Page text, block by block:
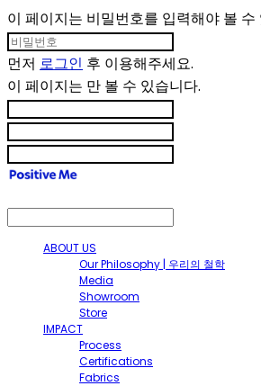
이 페이지는 비밀번호를 입력해야 볼 수
먼저 로그인 후 이용해주세요.
이 페이지는 만 볼 수 있습니다.
ABOUT US
Our Philosophy | 우리의 철학
Media
Showroom
Store
IMPACT
Process
Certifications
Fabrics